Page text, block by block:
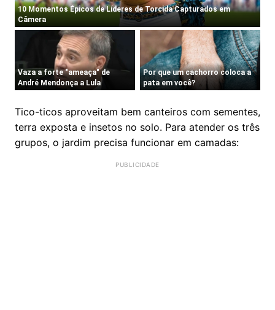
Tico-ticos aproveitam bem canteiros com sementes,
terra exposta e insetos no solo. Para atender os três
grupos, o jardim precisa funcionar em camadas: